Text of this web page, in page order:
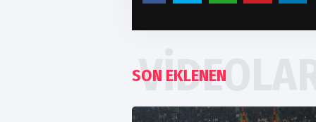
SON EKLENEN